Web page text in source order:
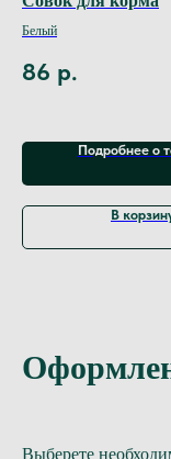
Белый
86 р.
Подробнее о
В
Выберете